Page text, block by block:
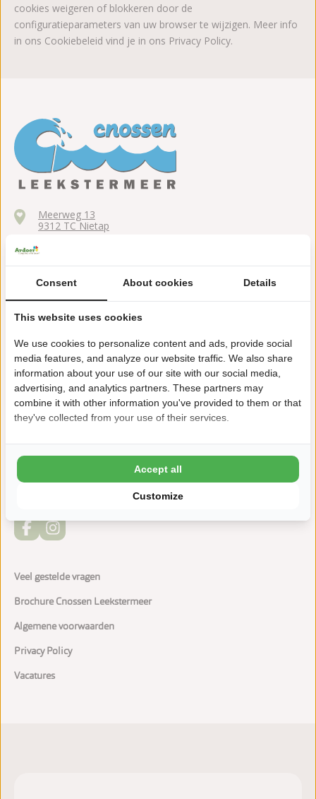
cookies weigeren of blokkeren door de
configuratieparameters van uw browser te wijzigen. Meer info
in ons Cookiebeleid vind je in ons Privacy Policy.
Meerweg 13
9312 TC Nietap
+31 (0) 594 512073
cnossenleekstermeer@ardoer.com
In waterrijk natuurgebied De Onlanden
Restaurant met terras aan het Leekstermeer
Bootverhuur, zeilschool en windsurfschool
Veel gestelde vragen
Brochure Cnossen Leekstermeer
Algemene voorwaarden
Privacy Policy
Vacatures
Consent About cookies Details
This website uses cookies
We use cookies to personalize content and ads, provide social
media features, and analyze our website traffic. We also share
information about your use of our site with our social media,
advertising, and analytics partners. These partners may
combine it with other information you've provided to them or that
they've collected from your use of their services.
Customize
Accept all